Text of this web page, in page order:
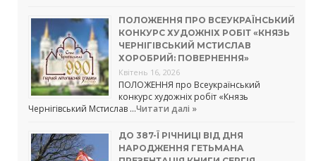
ПОЛОЖЕННЯ ПРО ВСЕУКРАЇНСЬКИЙ
КОНКУРС ХУДОЖНІХ РОБІТ «КНЯЗЬ
ЧЕРНІГІВСЬКИЙ МСТИСЛАВ
ХОРОБРИЙ: ПОВЕРНЕННЯ»
Квітень 16, 2026
ПОЛОЖЕННЯ про Всеукраїнський
конкурс художніх робіт «Князь
Чернігівський Мстислав …Читати далі »
ДО 387-Ї РІЧНИЦІ ВІД ДНЯ
НАРОДЖЕННЯ ГЕТЬМАНА